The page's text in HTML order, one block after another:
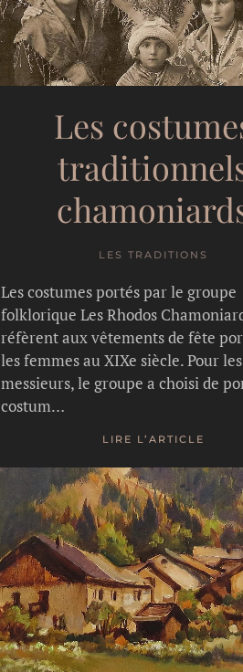
Les
LES TRADITIONS
Les costumes portés par le groupe
folklorique Les Rhodos
réfèrent aux vêtements de fête
les femmes au XIXe siècle. Pour les
messieurs, le groupe a choisi de
costum…
LIRE L’ARTICLE